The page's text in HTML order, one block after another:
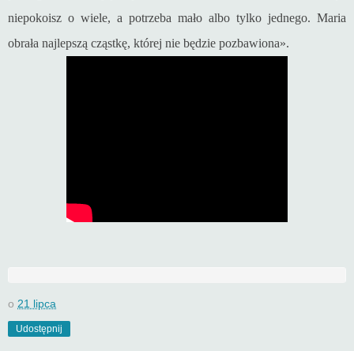
niepokoisz o wiele, a potrzeba mało albo tylko jednego. Maria
obrała najlepszą cząstkę, której nie będzie pozbawiona».
o 21 lipca
Udostępnij